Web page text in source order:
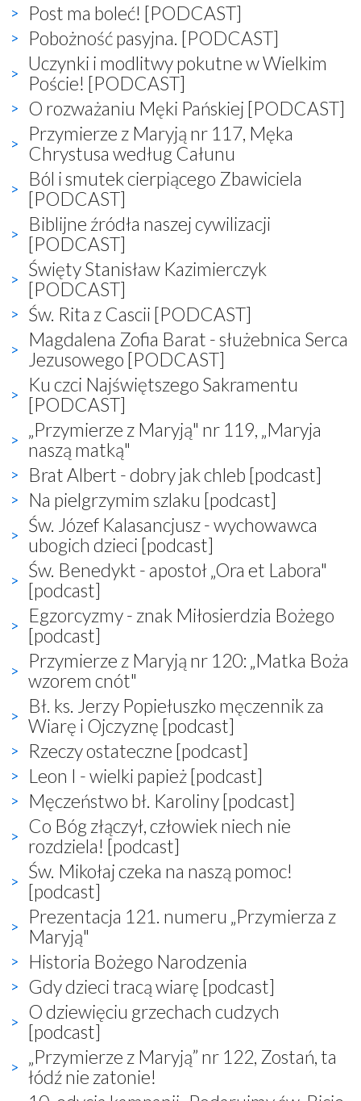
Post ma boleć! [PODCAST]
Pobożność pasyjna. [PODCAST]
Uczynki i modlitwy pokutne w Wielkim
Poście! [PODCAST]
O rozważaniu Męki Pańskiej [PODCAST]
Przymierze z Maryją nr 117, Męka
Chrystusa według Całunu
Ból i smutek cierpiącego Zbawiciela
[PODCAST]
Biblijne źródła naszej cywilizacji
[PODCAST]
Święty Stanisław Kazimierczyk
[PODCAST]
Św. Rita z Cascii [PODCAST]
Magdalena Zofia Barat - służebnica Serca
Jezusowego [PODCAST]
Ku czci Najświętszego Sakramentu
[PODCAST]
„Przymierze z Maryją" nr 119, „Maryja
naszą matką"
Brat Albert - dobry jak chleb [podcast]
Na pielgrzymim szlaku [podcast]
Św. Józef Kalasancjusz - wychowawca
ubogich dzieci [podcast]
Św. Benedykt - apostoł „Ora et Labora"
[podcast]
Egzorcyzmy - znak Miłosierdzia Bożego
[podcast]
Przymierze z Maryją nr 120: „Matka Boża
wzorem cnót"
Bł. ks. Jerzy Popiełuszko męczennik za
Wiarę i Ojczyznę [podcast]
Rzeczy ostateczne [podcast]
Leon I - wielki papież [podcast]
Męczeństwo bł. Karoliny [podcast]
Co Bóg złączył, człowiek niech nie
rozdziela! [podcast]
Św. Mikołaj czeka na naszą pomoc!
[podcast]
Prezentacja 121. numeru „Przymierza z
Maryją"
Historia Bożego Narodzenia
Gdy dzieci tracą wiarę [podcast]
O dziewięciu grzechach cudzych
[podcast]
„Przymierze z Maryją” nr 122, Zostań, ta
łódź nie zatonie!